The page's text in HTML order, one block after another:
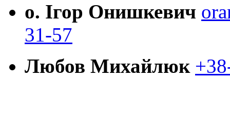
о. Ігор Онишкевич
31-57
Любов Михайлюк